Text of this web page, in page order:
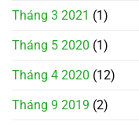
Tháng 3 2021 (1)
Tháng 5 2020 (1)
Tháng 4 2020 (12)
Tháng 9 2019 (2)